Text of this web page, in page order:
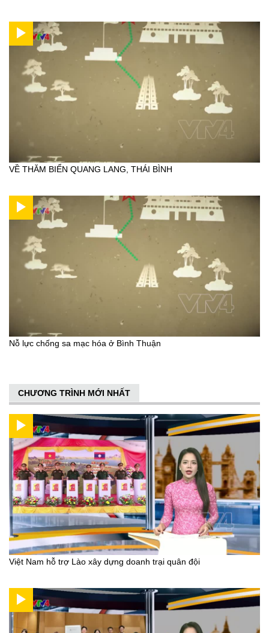
VỀ THĂM BIỂN QUANG LANG, THÁI BÌNH
Nỗ lực chống sa mạc hóa ở Bình Thuận
CHƯƠNG TRÌNH MỚI NHẤT
Việt Nam hỗ trợ Lào xây dựng doanh trại quân đội